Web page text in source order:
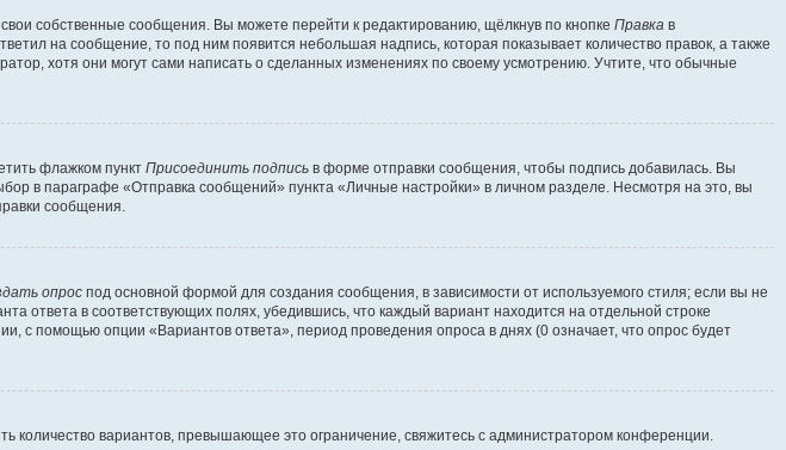
собственные сообщения. Вы можете перейти к редактированию, щёлкнув по кнопке Правка в
на сообщение, то под ним появится небольшая надпись, которая показывает количество правок, а также
хотя они могут сами написать о сделанных изменениях по своему усмотрению. Учтите, что обычные
флажком пункт Присоединить подпись в форме отправки сообщения, чтобы подпись добавилась. Вы
в параграфе «Отправка сообщений» пункта «Личные настройки» в личном разделе. Несмотря на это, вы
сообщения.
опрос под основной формой для создания сообщения, в зависимости от используемого стиля; если вы не
ответа в соответствующих полях, убедившись, что каждый вариант находится на отдельной строке
с помощью опции «Вариантов ответа», период проведения опроса в днях (0 означает, что опрос будет
количество вариантов, превышающее это ограничение, свяжитесь с администратором конференции.